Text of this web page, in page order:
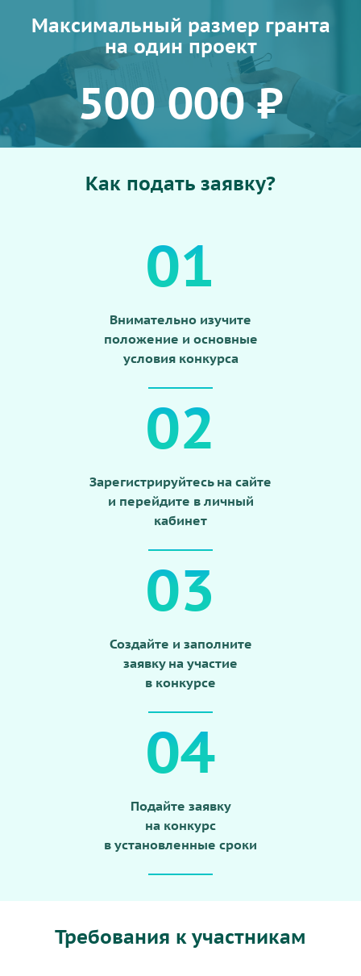
Максимальный размер гранта
на один проект
500 000 ₽
Как подать заявку?
01
Внимательно изучите
положение и основные
условия конкурса
02
Зарегистрируйтесь на сайте
и перейдите в личный
кабинет
03
Создайте и заполните
заявку на участие
в конкурсе
04
Подайте заявку
на конкурс
в установленные сроки
Требования к участникам